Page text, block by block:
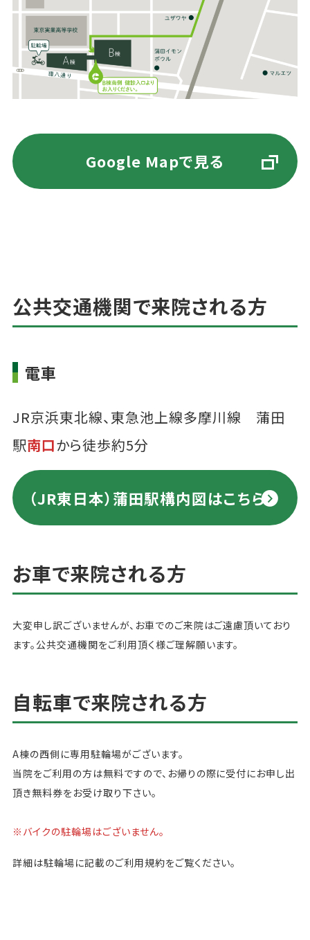
Google Mapで見る
公共交通機関で来院される方
電車
JR京浜東北線、東急池上線多摩川線 蒲田
駅南口から徒歩約5分
（JR東日本）蒲田駅構内図はこちら
お車で来院される方
大変申し訳ございませんが、お車でのご来院はご遠慮頂いており
ます。公共交通機関をご利用頂く様ご理解願います。
自転車で来院される方
A棟の西側に専用駐輪場がございます。
当院をご利用の方は無料ですので、お帰りの際に受付にお申し出
頂き無料券をお受け取り下さい。
※バイクの駐輪場はございません。
詳細は駐輪場に記載のご利用規約をご覧ください。